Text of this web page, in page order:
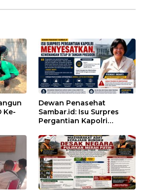
Ke-
Dewan Penasehat
Sambar.id: Isu Surpres
Pergantian Kapolri
Kewenangan Mutlak di
Tangan Presiden